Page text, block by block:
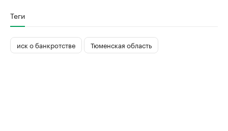
Теги
иск о банкротстве Тюменская область